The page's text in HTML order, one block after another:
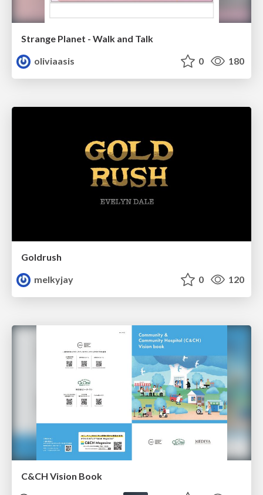
Strange Planet - Walk and Talk
oliviaasis
0 180
Goldrush
melkyjay
0 120
C&CH Vision Book